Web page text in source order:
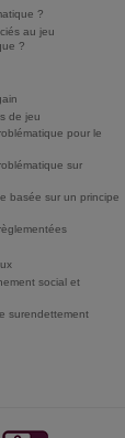
?
au jeu
?
de jeu
pour le
sur
basée sur un principe
social et
surendettement